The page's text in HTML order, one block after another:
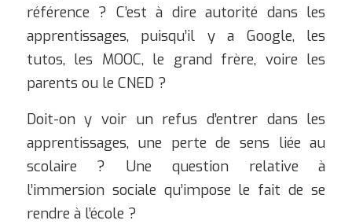
référence ? C’est à dire autorité dans les
apprentissages, puisqu’il y a Google, les
tutos, les MOOC, le grand frère, voire les
parents ou le CNED ?
Doit-on y voir un refus d’entrer dans les
apprentissages, une perte de sens liée au
scolaire ? Une question relative à
l’immersion sociale qu’impose le fait de se
rendre à l’école ?